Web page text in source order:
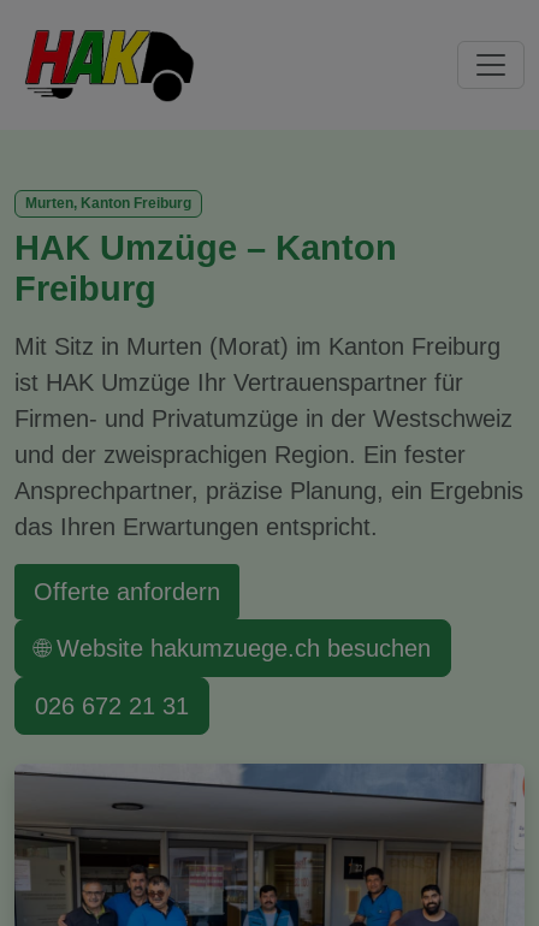
Murten, Kanton Freiburg
HAK Umzüge – Kanton
Freiburg
Mit Sitz in Murten (Morat) im Kanton Freiburg
ist HAK Umzüge Ihr Vertrauenspartner für
Firmen- und Privatumzüge in der Westschweiz
und der zweisprachigen Region. Ein fester
Ansprechpartner, präzise Planung, ein Ergebnis
das Ihren Erwartungen entspricht.
Offerte anfordern
🌐 Website hakumzuege.ch besuchen
026 672 21 31